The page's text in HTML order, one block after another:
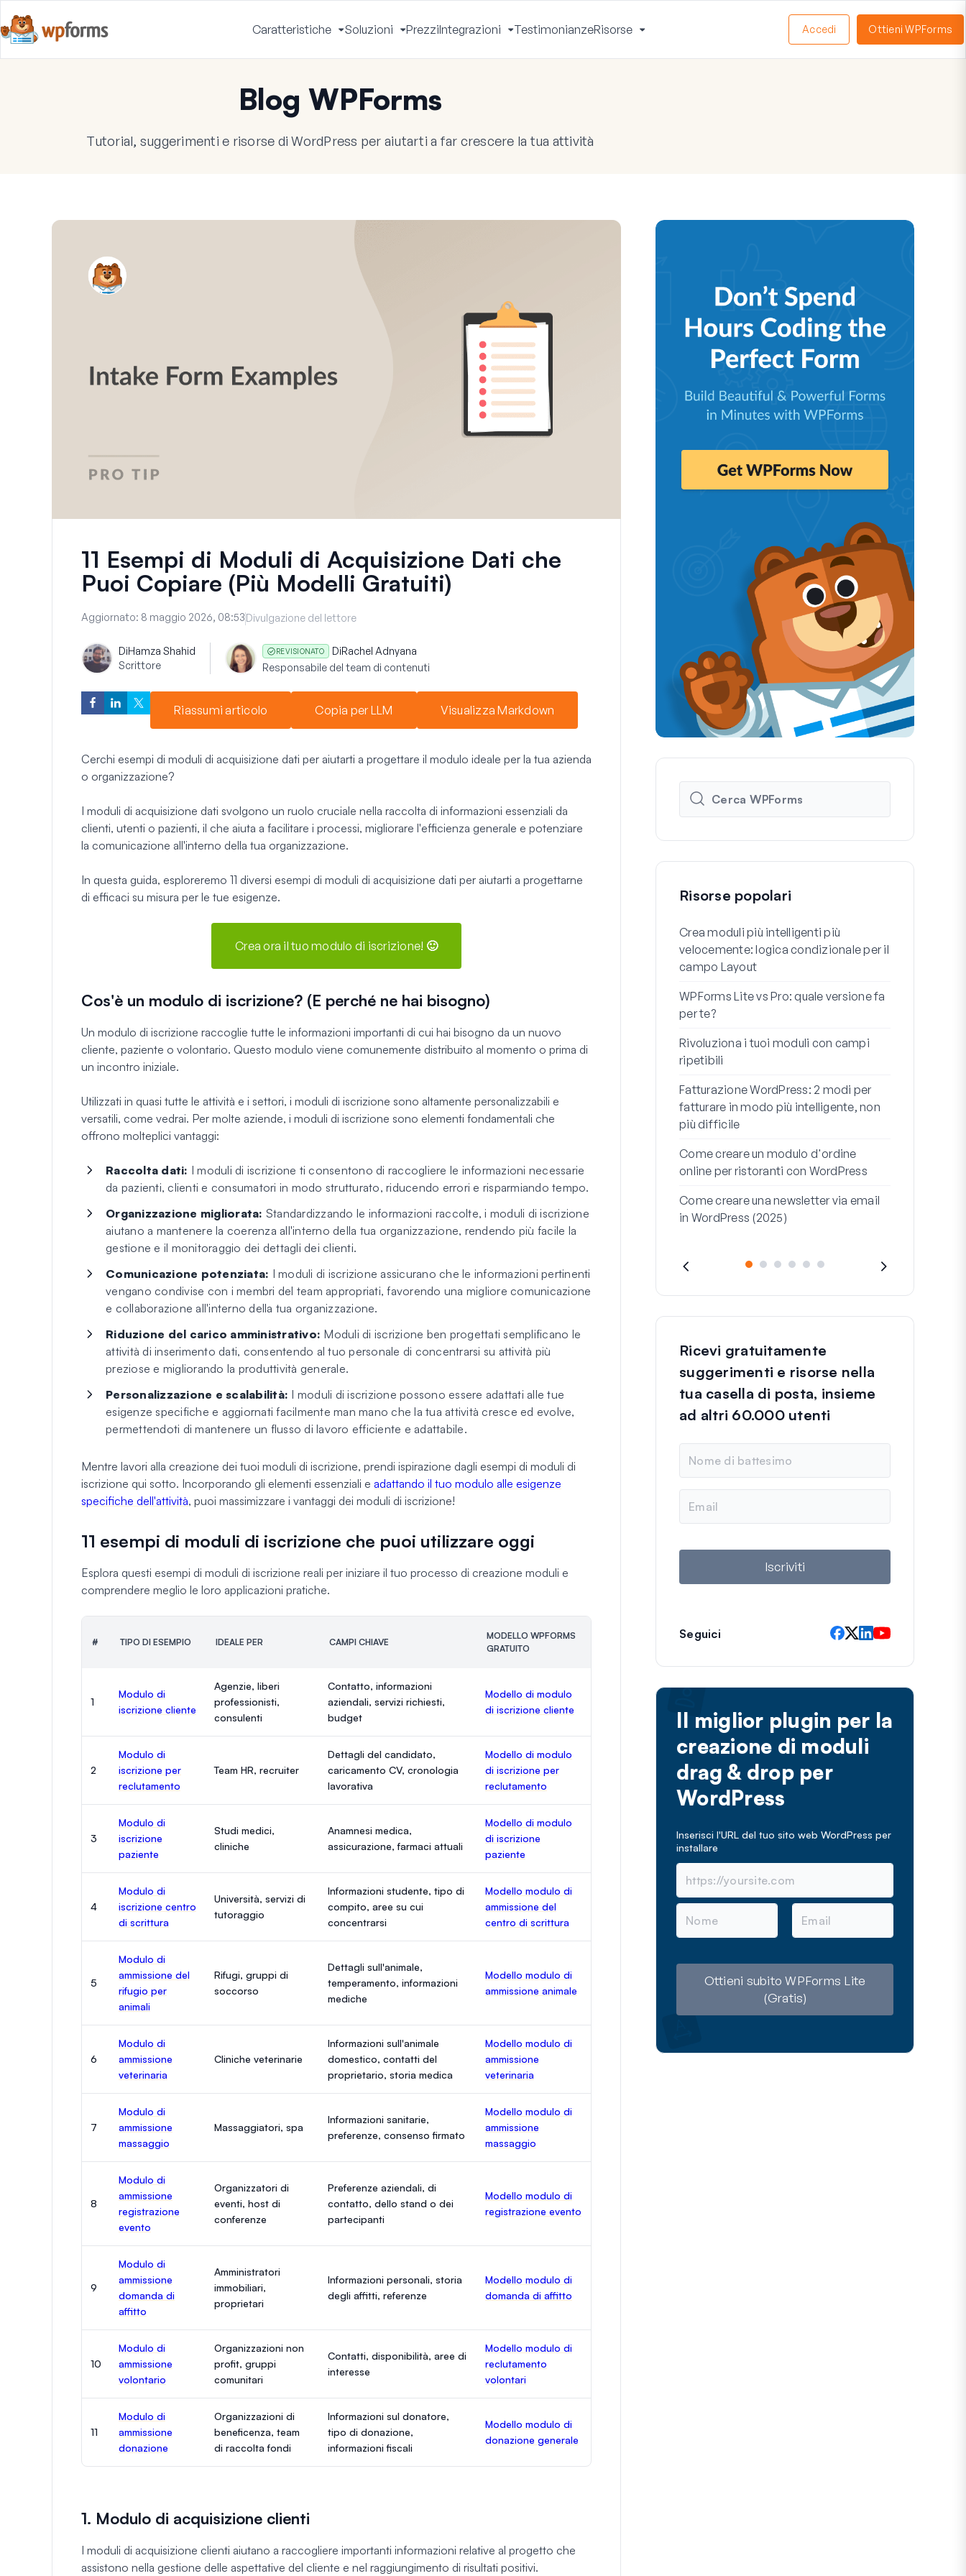
Caratteristiche
Apri
Menu
Soluzioni
Apri
Menu
PrezziIntegrazioni
Apri
Menu
TestimonianzeRisorse
Menu
Accedi Ottieni WPForms
Blog WPForms
Tutorial, suggerimenti e risorse di WordPress per aiutarti a far crescere la tua attività
11 Esempi di Moduli di Acquisizione Dati che
Puoi Copiare (Più Modelli Gratuiti)
Aggiornato: 8 maggio 2026, 08:53Divulgazione del lettore
DiHamza Shahid
Scrittore
REVISIONATO DiRachel Adnyana
Responsabile del team di contenuti
Riassumi articolo Copia per LLM Visualizza Markdown
Cerchi esempi di moduli di acquisizione dati per aiutarti a progettare il modulo ideale per la tua azienda
o organizzazione?
I moduli di acquisizione dati svolgono un ruolo cruciale nella raccolta di informazioni essenziali da
clienti, utenti o pazienti, il che aiuta a facilitare i processi, migliorare l'efficienza generale e potenziare
la comunicazione all'interno della tua organizzazione.
In questa guida, esploreremo 11 diversi esempi di moduli di acquisizione dati per aiutarti a progettarne
di efficaci su misura per le tue esigenze.
Crea ora il tuo modulo di iscrizione! 🙂
Cos'è un modulo di iscrizione? (E perché ne hai bisogno)
Un modulo di iscrizione raccoglie tutte le informazioni importanti di cui hai bisogno da un nuovo
cliente, paziente o volontario. Questo modulo viene comunemente distribuito al momento o prima di
un incontro iniziale.
Utilizzati in quasi tutte le attività e i settori, i moduli di iscrizione sono altamente personalizzabili e
versatili, come vedrai. Per molte aziende, i moduli di iscrizione sono elementi fondamentali che
offrono molteplici vantaggi:
Raccolta dati: I moduli di iscrizione ti consentono di raccogliere le informazioni necessarie
da pazienti, clienti e consumatori in modo strutturato, riducendo errori e risparmiando tempo.
Organizzazione migliorata: Standardizzando le informazioni raccolte, i moduli di iscrizione
aiutano a mantenere la coerenza all'interno della tua organizzazione, rendendo più facile la
gestione e il monitoraggio dei dettagli dei clienti.
Comunicazione potenziata: I moduli di iscrizione assicurano che le informazioni pertinenti
vengano condivise con i membri del team appropriati, favorendo una migliore comunicazione
e collaborazione all'interno della tua organizzazione.
Riduzione del carico amministrativo: Moduli di iscrizione ben progettati semplificano le
attività di inserimento dati, consentendo al tuo personale di concentrarsi su attività più
preziose e migliorando la produttività generale.
Personalizzazione e scalabilità: I moduli di iscrizione possono essere adattati alle tue
esigenze specifiche e aggiornati facilmente man mano che la tua attività cresce ed evolve,
permettendoti di mantenere un flusso di lavoro efficiente e adattabile.
Mentre lavori alla creazione dei tuoi moduli di iscrizione, prendi ispirazione dagli esempi di moduli di
iscrizione qui sotto. Incorporando gli elementi essenziali e adattando il tuo modulo alle esigenze
specifiche dell'attività, puoi massimizzare i vantaggi dei moduli di iscrizione!
11 esempi di moduli di iscrizione che puoi utilizzare oggi
Esplora questi esempi di moduli di iscrizione reali per iniziare il tuo processo di creazione moduli e
comprendere meglio le loro applicazioni pratiche.
# TIPO DI ESEMPIO IDEALE PER CAMPI CHIAVE
MODELLO WPFORMS
GRATUITO
1
Modulo di
iscrizione cliente
Agenzie, liberi
professionisti,
consulenti
Contatto, informazioni
aziendali, servizi richiesti,
budget
Modello di modulo
di iscrizione cliente
2
Modulo di
iscrizione per
reclutamento
Team HR, recruiter
Dettagli del candidato,
caricamento CV, cronologia
lavorativa
Modello di modulo
di iscrizione per
reclutamento
3
Modulo di
iscrizione
paziente
Studi medici,
cliniche
Anamnesi medica,
assicurazione, farmaci attuali
Modello di modulo
di iscrizione
paziente
4
Modulo di
iscrizione centro
di scrittura
Università, servizi di
tutoraggio
Informazioni studente, tipo di
compito, aree su cui
concentrarsi
Modello modulo di
ammissione del
centro di scrittura
5
Modulo di
ammissione del
rifugio per
animali
Rifugi, gruppi di
soccorso
Dettagli sull'animale,
temperamento, informazioni
mediche
Modello modulo di
ammissione animale
6
Modulo di
ammissione
veterinaria
Cliniche veterinarie
Informazioni sull'animale
domestico, contatti del
proprietario, storia medica
Modello modulo di
ammissione
veterinaria
7
Modulo di
ammissione
massaggio
Massaggiatori, spa
Informazioni sanitarie,
preferenze, consenso firmato
Modello modulo di
ammissione
massaggio
8
Modulo di
ammissione
registrazione
evento
Organizzatori di
eventi, host di
conferenze
Preferenze aziendali, di
contatto, dello stand o dei
partecipanti
Modello modulo di
registrazione evento
9
Modulo di
ammissione
domanda di
affitto
Amministratori
immobiliari,
proprietari
Informazioni personali, storia
degli affitti, referenze
Modello modulo di
domanda di affitto
10
Modulo di
ammissione
volontario
Organizzazioni non
profit, gruppi
comunitari
Contatti, disponibilità, aree di
interesse
Modello modulo di
reclutamento
volontari
11
Modulo di
ammissione
donazione
Organizzazioni di
beneficenza, team
di raccolta fondi
Informazioni sul donatore,
tipo di donazione,
informazioni fiscali
Modello modulo di
donazione generale
1. Modulo di acquisizione clienti
I moduli di acquisizione clienti aiutano a raccogliere importanti informazioni relative al progetto che
assistono nella gestione delle aspettative del cliente e nel raggiungimento di risultati positivi.
Risorse popolari
Crea moduli più intelligenti più
velocemente: logica condizionale per il
campo Layout
WPForms Lite vs Pro: quale versione fa
per te?
Rivoluziona i tuoi moduli con campi
ripetibili
Fatturazione WordPress: 2 modi per
fatturare in modo più intelligente, non
più difficile
Come creare un modulo d'ordine
online per ristoranti con WordPress
Come creare una newsletter via email
in WordPress (2025)
Ricevi gratuitamente
suggerimenti e risorse nella
tua casella di posta, insieme
ad altri 60.000 utenti
m
e
a
l
Iscriviti
Seguici
Il miglior plugin per la
creazione di moduli
drag & drop per
WordPress
Inserisci l'URL del tuo sito web WordPress per
installare
N
m
E
a
Ottieni subito WPForms Lite
(Gratis)